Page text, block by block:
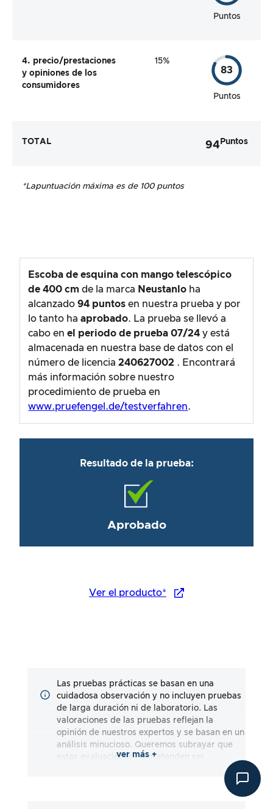
Puntos
4. precio/prestaciones
y opiniones de los
consumidores
15%
83
Puntos
TOTAL 94 Puntos
*Lapuntuación máxima es de 100 puntos
Escoba de esquina con mango telescópico
de 400 cm de la marca Neustanlo ha
alcanzado 94 puntos en nuestra prueba y por
lo tanto haaprobado. La prueba se llevó a
cabo enel periodo de prueba 07/24 y está
almacenada en nuestra base de datos con el
número de licencia240627002 . Encontrará
más información sobre nuestro
procedimiento de prueba en
www.pruefengel.de/testverfahren.
Resultado de la prueba:
Aprobado
Ver el producto*
Las pruebas prácticas se basan en una
cuidadosa observación y no incluyen pruebas
de larga duración ni de laboratorio. Las
valoraciones de las pruebas reflejan la
opinión de nuestros expertos y se basan en un
análisis minucioso. Queremos subrayar que
estas evaluaciones no pretenden ser
subjetivas como objetivas. Las evaluaciones
ver más +